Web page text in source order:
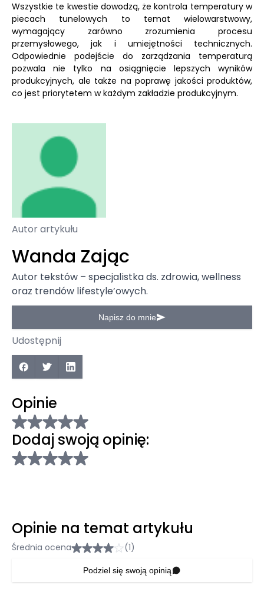
Wszystkie te kwestie dowodzą, że kontrola temperatury w
piecach tunelowych to temat wielowarstwowy,
wymagający zarówno zrozumienia procesu
przemysłowego, jak i umiejętności technicznych.
Odpowiednie podejście do zarządzania temperaturą
pozwala nie tylko na osiągnięcie lepszych wyników
produkcyjnych, ale także na poprawę jakości produktów,
co jest priorytetem w każdym zakładzie produkcyjnym.
Autor artykułu
Wanda Zając
Autor tekstów – specjalistka ds. zdrowia, wellness
oraz trendów lifestyle’owych.
Napisz do mnie
Udostępnij
Opinie
Dodaj swoją opinię:
Opinie na temat artykułu
Średnia ocena (1)
Podziel się swoją opinią